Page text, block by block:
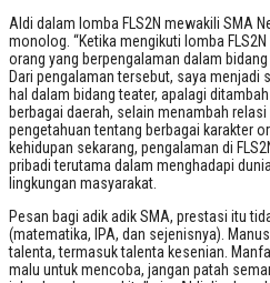
Aldi dalam lomba FLS2N mewakili SMA
monolog. “Ketika mengikuti lomba
orang yang berpengalaman dalam
Dari pengalaman tersebut, saya menjadi
hal dalam bidang teater, apalagi
berbagai daerah, selain menambah
pengetahuan tentang berbagai karakter
kehidupan sekarang, pengalaman di
pribadi terutama dalam menghadapi
lingkungan masyarakat.
Pesan bagi adik adik SMA, prestasi itu
(matematika, IPA, dan sejenisnya).
talenta, termasuk talenta kesenian.
malu untuk mencoba, jangan patah